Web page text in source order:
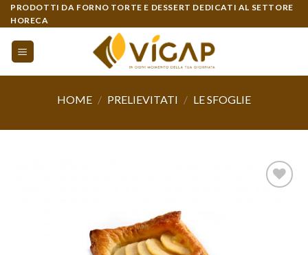
Skip
to
content
PRODOTTI DA FORNO TORTE E DESSERT DEDICATI AL SETTORE
HORECA
HOME / PRELIEVITATI / LE SFOGLIE